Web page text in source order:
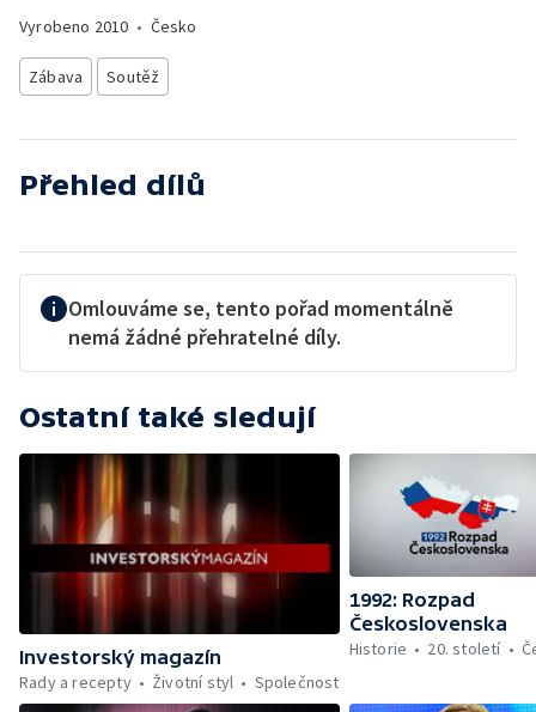
Vyrobeno 2010 • Česko
Zábava Soutěž
Přehled dílů
Omlouváme se, tento pořad momentálně
nemá žádné přehratelné díly.
Ostatní také sledují
Investorský magazín
Rady a recepty
Životní styl Společnost
1992: Rozpad
Československa
Historie
20. století